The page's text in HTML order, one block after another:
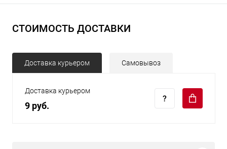
СТОИМОСТЬ ДОСТАВКИ
Доставка курьером Самовывоз
Доставка курьером
9 руб.